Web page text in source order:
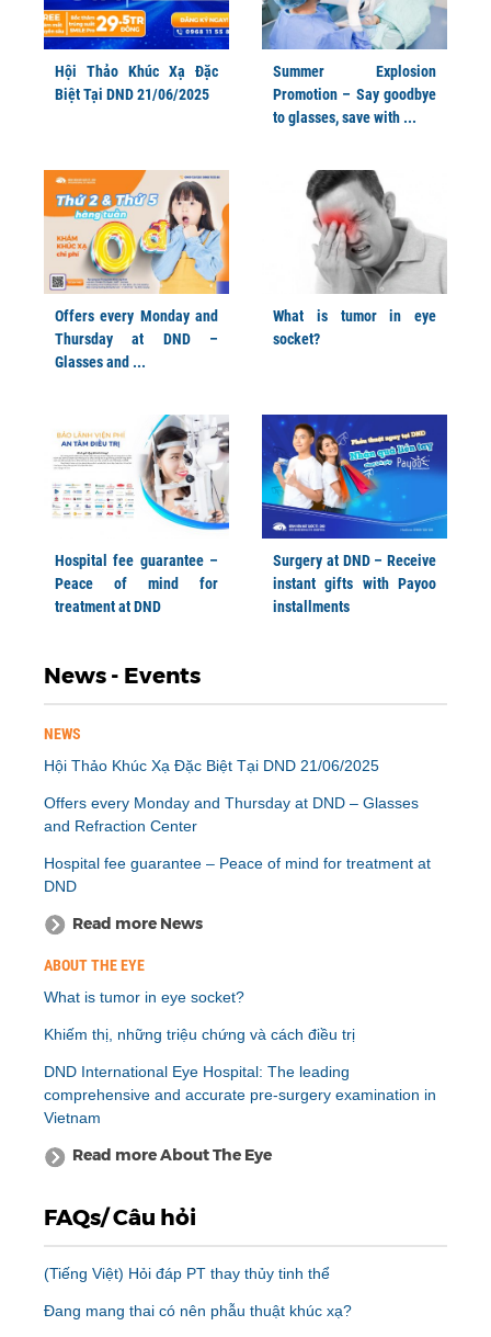
Hội Thảo Khúc Xạ Đặc
Biệt Tại DND 21/06/2025
Summer Explosion
Promotion – Say goodbye
to glasses, save with ...
Offers every Monday and
Thursday at DND –
Glasses and ...
What is tumor in eye
socket?
Hospital fee guarantee –
Peace of mind for
treatment at DND
Surgery at DND – Receive
instant gifts with Payoo
installments
News - Events
NEWS
Hội Thảo Khúc Xạ Đặc Biệt Tại DND 21/06/2025
Offers every Monday and Thursday at DND – Glasses
and Refraction Center
Hospital fee guarantee – Peace of mind for treatment at
DND
Read more News
ABOUT THE EYE
What is tumor in eye socket?
Khiếm thị, những triệu chứng và cách điều trị
DND International Eye Hospital: The leading
comprehensive and accurate pre-surgery examination in
Vietnam
Read more About The Eye
FAQs/ Câu hỏi
(Tiếng Việt) Hỏi đáp PT thay thủy tinh thể
Đang mang thai có nên phẫu thuật khúc xạ?